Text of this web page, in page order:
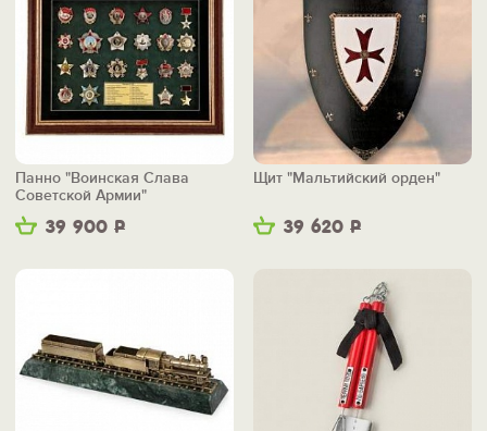
39 900 Р
Панно "Воинская Слава
Советской Армии"
39 620 Р
Щит "Мальтийский орден"